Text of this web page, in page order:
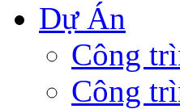
Dự Án
Công
Công